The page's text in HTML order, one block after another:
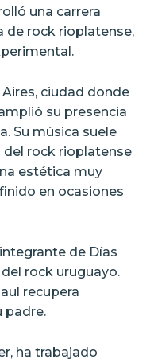
una carrera
de rock rioplatense,
ciudad donde
su presencia
Su música suele
del rock rioplatense
estética muy
en ocasiones
de Días
rock uruguayo.
recupera
padre.
ha trabajado